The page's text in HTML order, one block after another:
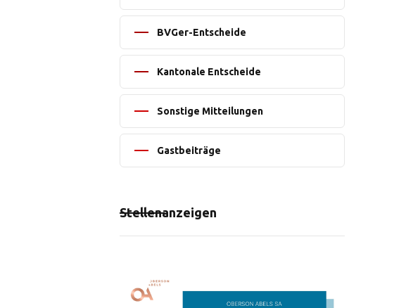
BVGer-Entscheide
Kantonale Entscheide
Sonstige Mitteilungen
Gastbeiträge
Stellenanzeigen